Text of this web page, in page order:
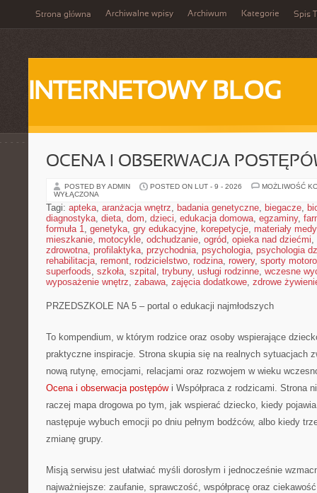
Strona główna Archiwalne wpisy Archiwum Kategorie Spis
INTERNETOWY BLOG
OCENA I OBSERWACJA
POSTED BY ADMIN POSTED ON LUT - 9 - 2026
MOŻLIWOŚĆ
WYŁĄCZONA
Tagi: apteka, aranżacja wnętrz, badania genetyczne, biegacze,
diagnostyka, dieta, dom, dzieci, edukacja domowa, egzaminy,
formuła 1, genetyka, gry edukacyjne, korepetycje, materiały
mieszkanie, motocykle, odchudzanie, ogród, opieka nad dziećmi,
zdrowotna, profilaktyka, przychodnia, psychologia, psychologia
rehabilitacja, remont, rodzicielstwo, rodzina, rowery, sporty
superfoods, szkoła, szpital , trybuny, usługi rodzinne, wczesne
wyposażenie wnętrz, zabawa, zajęcia dodatkowe, zdrowe
PRZEDSZKOLE NA 5 – portal o edukacji najmłodszych
To kompendium, w którym rodzice oraz osoby wspierające
praktyczne inspiracje. Strona skupia się na realnych sytuacjach
nową rutynę, emocjami, relacjami oraz rozwojem w wieku
Ocena i obserwacja postępówi Współpraca z rodzicami. Strona
raczej mapa drogowa po tym, jak wspierać dziecko, kiedy
następuje wybuch emocji po dniu pełnym bodźców, albo kiedy
zmianę grupy.
Misją serwisu jest ułatwiać myśli dorosłym i jednocześnie
najważniejsze: zaufanie, sprawczość, współpracę oraz